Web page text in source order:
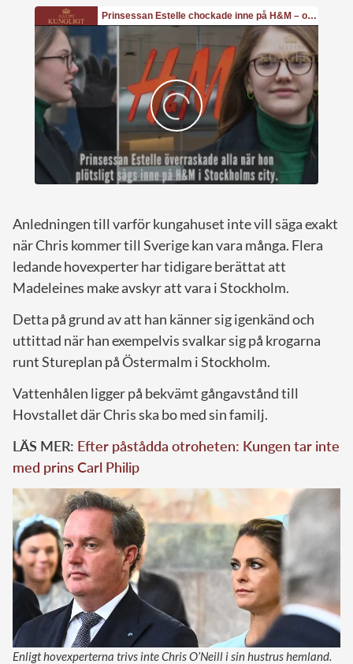
Anledningen till varför kungahuset inte vill säga exakt
när Chris kommer till Sverige kan vara många. Flera
ledande hovexperter har tidigare berättat att
Madeleines make avskyr att vara i Stockholm.
Detta på grund av att han känner sig igenkänd och
uttittad när han exempelvis svalkar sig på krogarna
runt Stureplan på Östermalm i Stockholm.
Vattenhålen ligger på bekvämt gångavstånd till
Hovstallet där Chris ska bo med sin familj.
LÄS MER: Efter påstådda otroheten: Kungen tar inte
med prins Carl Philip
Enligt hovexperterna trivs inte Chris O’Neill i sin hustrus hemland.